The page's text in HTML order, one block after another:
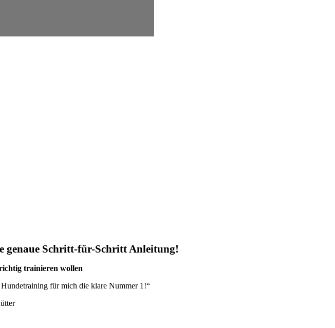
genaue Schritt-für-Schritt Anleitung!
trainieren wollen
für mich die klare Nummer 1!“